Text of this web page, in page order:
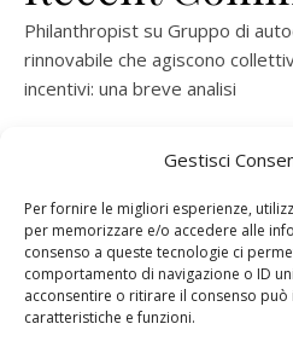
Gestisci
Per fornire le migliori esperienze,
per memorizzare e/o accedere alle
consenso a queste tecnologie ci
comportamento di navigazione o ID
acconsentire o ritirare il consenso
caratteristiche e funzioni.
Philanthropist su Gruppo di
rinnovabile che agiscono
incentivi: una breve analisi
rinnovabile che agiscono
ramatogelsuGruppo di
rinnovabile che agiscono
incentivi: una breve analisi